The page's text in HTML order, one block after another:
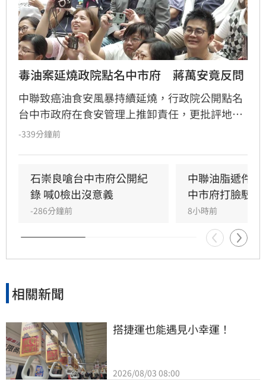
毒油案延燒政院點名中市府　蔣萬安竟反問
中聯致癌油食安風暴持續延燒，行政院公開點名
台中市政府在食安管理上推卸責任，更批評地方
首長無視法規、執迷於政治攻防，引發輿論關
題時，難道不需要負起應有的監管責任嗎？蔣萬
安呼籲執政當局應正視食安漏洞，儘速透過修法
完善食安法規，並對外明確交代問題油品的流向
與處理機制，以平息民眾對於食品安全的極度焦
慮
-339分鐘前
石崇良嗆台中市府公開紀
錄 喊0檢出沒意義
-286分鐘前
中聯油脂遞件
中市府打臉駁回
8小時前
相關新聞
搭捷運也能遇見小幸運！
2026/08/03 08:00